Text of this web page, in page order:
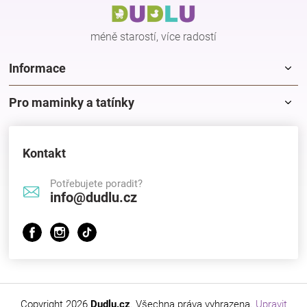
méně starostí, více radostí
Informace
Pro maminky a tatínky
Kontakt
Potřebujete poradit?
info@dudlu.cz
Copyright 2026 Dudlu.cz. Všechna práva vyhrazena. Upravit